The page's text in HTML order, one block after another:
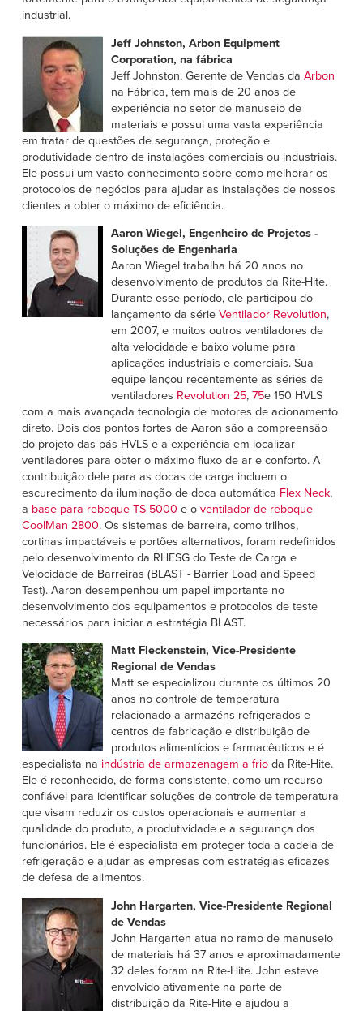
industrial.
Jeff Johnston, Arbon Equipment
Corporation, na fábrica
Jeff Johnston, Gerente de Vendas da Arbon
na Fábrica, tem mais de 20 anos de
experiência no setor de manuseio de
materiais e possui uma vasta experiência
em tratar de questões de segurança, proteção e
produtividade dentro de instalações comerciais ou industriais.
Ele possui um vasto conhecimento sobre como melhorar os
protocolos de negócios para ajudar as instalações de nossos
clientes a obter o máximo de eficiência.
Aaron Wiegel, Engenheiro de Projetos -
Soluções de Engenharia
Aaron Wiegel trabalha há 20 anos no
desenvolvimento de produtos da Rite-Hite.
Durante esse período, ele participou do
lançamento da série Ventilador Revolution,
em 2007, e muitos outros ventiladores de
alta velocidade e baixo volume para
aplicações industriais e comerciais. Sua
equipe lançou recentemente as séries de
ventiladores Revolution 25, 75e 150 HVLS
com a mais avançada tecnologia de motores de acionamento
direto. Dois dos pontos fortes de Aaron são a compreensão
do projeto das pás HVLS e a experiência em localizar
ventiladores para obter o máximo fluxo de ar e conforto. A
contribuição dele para as docas de carga incluem o
escurecimento da iluminação de doca automática Flex Neck,
a base para reboque TS 5000 e o ventilador de reboque
CoolMan 2800. Os sistemas de barreira, como trilhos,
cortinas impactáveis e portões alternativos, foram redefinidos
pelo desenvolvimento da RHESG do Teste de Carga e
Velocidade de Barreiras (BLAST - Barrier Load and Speed
Test). Aaron desempenhou um papel importante no
desenvolvimento dos equipamentos e protocolos de teste
necessários para iniciar a estratégia BLAST.
Matt Fleckenstein, Vice-Presidente
Regional de Vendas
Matt se especializou durante os últimos 20
anos no controle de temperatura
relacionado a armazéns refrigerados e
centros de fabricação e distribuição de
produtos alimentícios e farmacêuticos e é
especialista na indústria de armazenagem a frioda Rite-Hite.
Ele é reconhecido, de forma consistente, como um recurso
confiável para identificar soluções de controle de temperatura
que visam reduzir os custos operacionais e aumentar a
qualidade do produto, a produtividade e a segurança dos
funcionários. Ele é especialista em proteger toda a cadeia de
refrigeração e ajudar as empresas com estratégias eficazes
de defesa de alimentos.
John Hargarten, Vice-Presidente Regional
de Vendas
John Hargarten atua no ramo de manuseio
de materiais há 37 anos e aproximadamente
32 deles foram na Rite-Hite. John esteve
envolvido ativamente na parte de
distribuição da Rite-Hite e ajudou a